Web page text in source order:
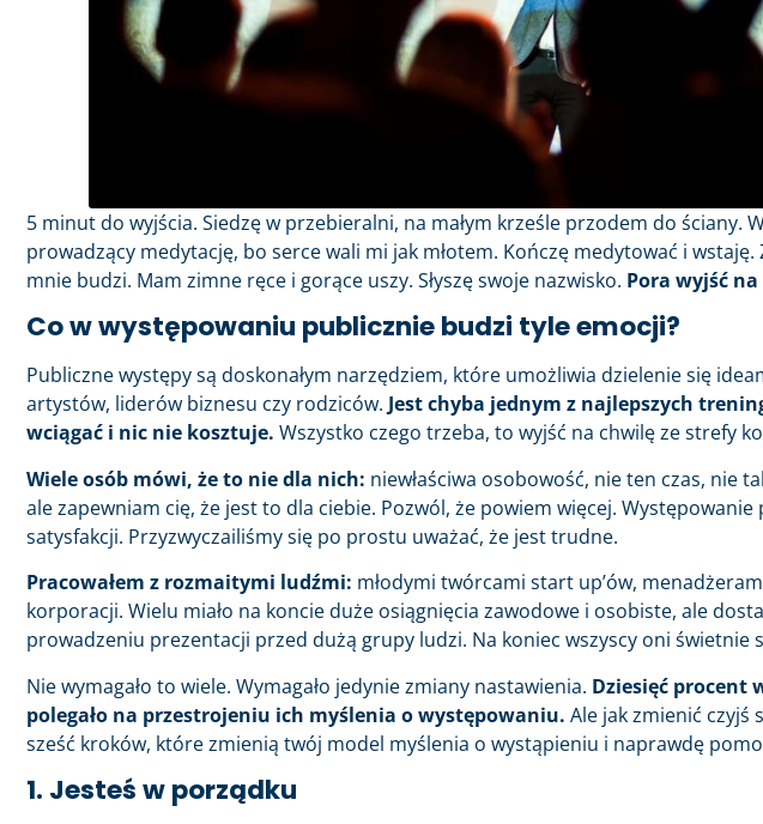
5 minut do wyjścia. Siedzę w przebieralni, na małym krześle przodem do ściany. W
prowadzący medytację, bo serce wali mi jak młotem. Kończę medytować i
mnie budzi. Mam zimne ręce i gorące uszy. Słyszę swoje nazwisko. Pora wyjść na
Co w występowaniu publicznie budzi tyle emocji?
Publiczne występy są doskonałym narzędziem, które umożliwia dzielenie się
artystów, liderów biznesu czy rodziców. Jest chyba jednym z najlepszych
wciągać i nic nie kosztuje. Wszystko czego trzeba, to wyjść na chwilę ze strefy
Wiele osób mówi, że to nie dla nich: niewłaściwa osobowość, nie ten czas, nie
ale zapewniam cię, że jest to dla ciebie. Pozwól, że powiem więcej.
satysfakcji. Przyzwyczailiśmy się po prostu uważać, że jest trudne.
Pracowałem z rozmaitymi ludźmi: młodymi twórcami start up’ów,
korporacji. Wielu miało na koncie duże osiągnięcia zawodowe i osobiste, ale
prowadzeniu prezentacji przed dużą grupy ludzi. Na koniec wszyscy oni świetnie
Nie wymagało to wiele. Wymagało jedynie zmiany nastawienia. Dziesięć procent
polegało na przestrojeniu ich myślenia o występowaniu. Ale jak zmienić czyjś
sześć kroków, które zmienią twój model myślenia o wystąpieniu i naprawdę
1. Jesteś w porządku